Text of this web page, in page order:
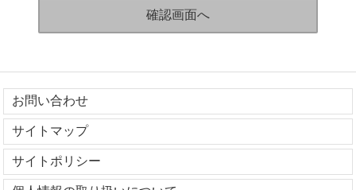
お問い合わせ
サイトマップ
サイトポリシー